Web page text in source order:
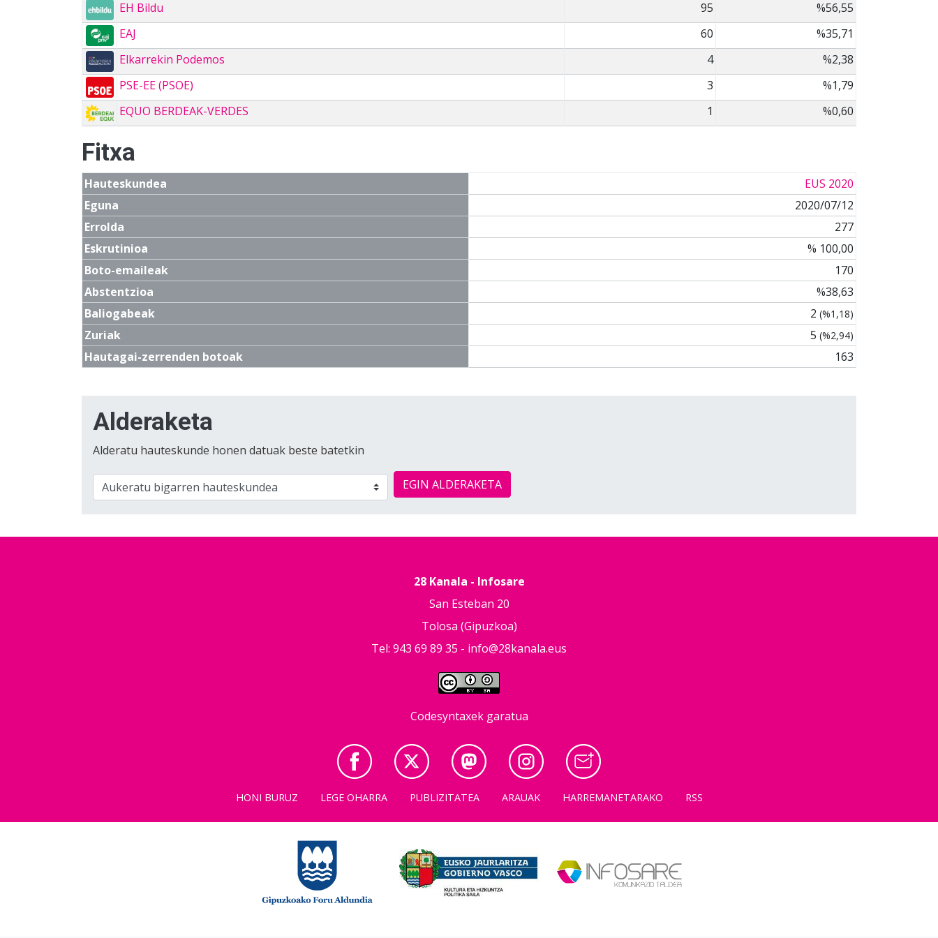
EH Bildu
95
%56,55
EAJ
60
%35,71
Elkarrekin Podemos
4
%2,38
PSE-EE (PSOE)
3
%1,79
EQUO BERDEAK-VERDES
1 %0,60
Fitxa
Hauteskundea
EUS 2020
Eguna
2020/07/12
Errolda
277
Eskrutinioa
% 100,00
Boto-emaileak
170
Abstentzioa
%38,63
Baliogabeak
2 (%1,18)
Zuriak 5 (%2,94)
Hautagai-zerrenden botoak 163
Alderaketa
Alderatu hauteskunde honen datuak beste batetkin
EGIN ALDERAKETA
28 Kanala - Infosare
San Esteban 20
Tolosa (Gipuzkoa)
Tel: 943 69 89 35 - info@28kanala.eus
Codesyntaxek garatua
HONI BURUZ LEGE OHARRA PUBLIZITATEA ARAUAK HARREMANETARAKO RSS